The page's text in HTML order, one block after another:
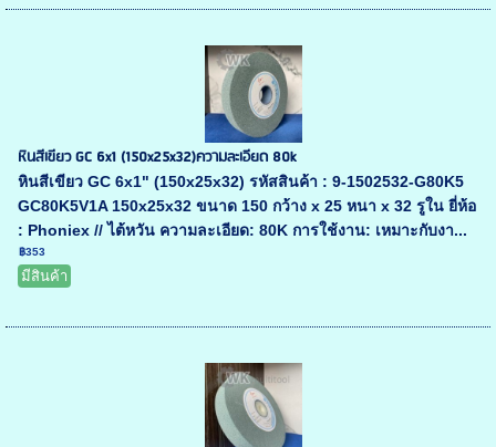
หินสีเขียว GC 6x1 (150x25x32)ความละเอียด 80k
หินสีเขียว GC 6x1" (150x25x32) รหัสสินค้า : 9-1502532-G80K5
GC80K5V1A 150x25x32 ขนาด 150 กว้าง x 25 หนา x 32 รูใน ยี่ห้อ
: Phoniex // ไต้หวัน ความละเอียด: 80K การใช้งาน: เหมาะกับงา...
฿353
มีสินค้า